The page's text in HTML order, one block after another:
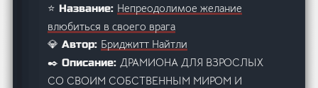
⭐ Название: Непреодолимое желание
влюбиться в своего врага
💎 Автор: Бриджитт Найтли
✒️ Описание: ДРАМИОНА ДЛЯ ВЗРОСЛЫХ
СО СВОИМ СОБСТВЕННЫМ МИРОМ И